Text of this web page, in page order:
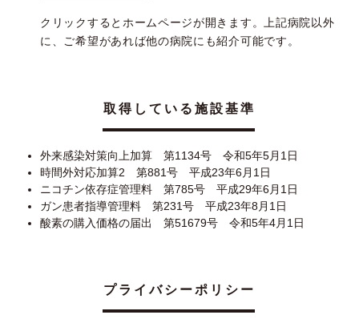
クリックするとホームページが開きます。上記病院以外
に、ご希望があれば他の病院にも紹介可能です。
取得している施設基準
外来感染対策向上加算 第1134号 令和5年5月1日
時間外対応加算2 第881号 平成23年6月1日
ニコチン依存症管理料 第785号 平成29年6月1日
ガン患者指導管理料 第231号 平成23年8月1日
酸素の購入価格の届出 第51679号 令和5年4月1日
プライバシーポリシー